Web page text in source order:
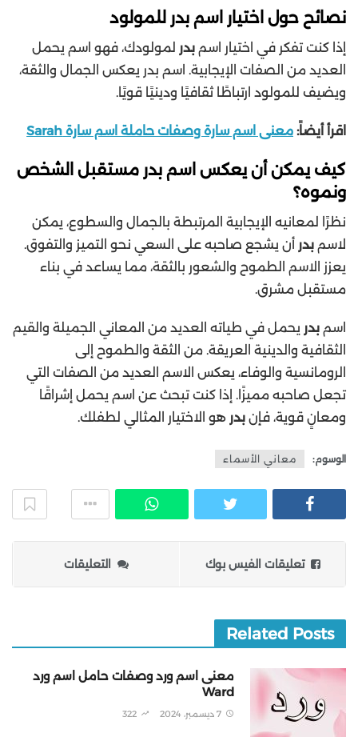
نصائح حول اختيار اسم بدر للمولود
إذا كنت تفكر في اختيار اسم بدر لمولودك، فهو اسم يحمل
العديد من الصفات الإيجابية. اسم بدر يعكس الجمال والثقة،
ويضيف للمولود ارتباطًا ثقافيًا ودينيًا قويًا.
اقرأ أيضاً: معنى اسم سارة وصفات حاملة اسم سارة Sarah
كيف يمكن أن يعكس اسم بدر مستقبل الشخص
ونموه؟
نظرًا لمعانيه الإيجابية المرتبطة بالجمال والسطوع، يمكن
لاسم بدر أن يشجع صاحبه على السعي نحو التميز والتفوق.
يعزز الاسم الطموح والشعور بالثقة، مما يساعد في بناء
مستقبل مشرق.
اسم بدر يحمل في طياته العديد من المعاني الجميلة والقيم
الثقافية والدينية العريقة. من الثقة والطموح إلى
الرومانسية والوفاء، يعكس الاسم العديد من الصفات التي
تجعل صاحبه مميزًا. إذا كنت تبحث عن اسم يحمل إشراقًا
ومعانٍ قوية، فإن بدر هو الاختيار المثالي لطفلك.
الوسوم: معاني الأسماء
تعليقات الفيس بوك التعليقات
Related Posts
معنى اسم ورد وصفات حامل اسم ورد
Ward
7 ديسمبر، 2024 322